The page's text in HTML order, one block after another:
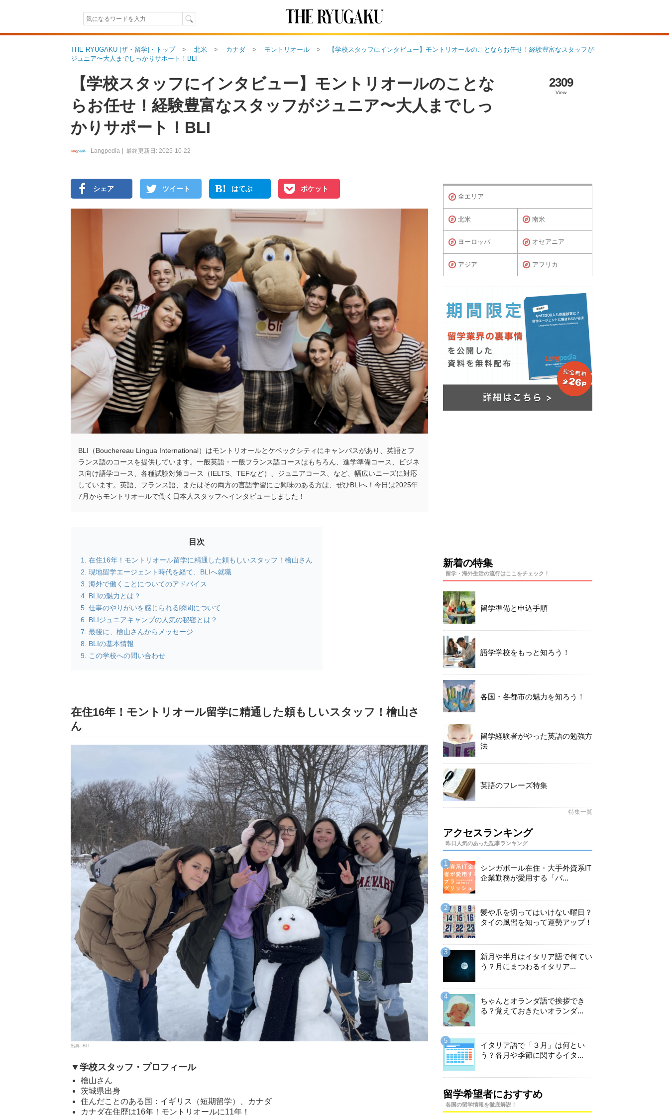
THE RYUGAKU [ザ・留学]・トップ 北米 カナダ モントリオール
【学校スタッフにインタビュー】モントリオールのことならお任せ！経験豊富なスタッフが
ジュニア〜大人までしっかりサポート！BLI
【学校スタッフにインタビュー】モントリオールのことな
らお任せ！経験豊富なスタッフがジュニア〜大人までしっ
かりサポート！BLI
Langpedia 2025-10-22
2309
View
シェア ツイート B! はてぶ ポケット
BLI（Bouchereau Lingua International）はモントリオールとケベックシティにキャンパスがあり、英語とフ
ランス語のコースを提供しています。一般英語・一般フランス語コースはもちろん、進学準備コース、ビジネ
ス向け語学コース、各種試験対策コース（IELTS、TEFなど）、ジュニアコース、など、幅広いニーズに対応
しています。英語、フランス語、またはその両方の言語学習にご興味のある方は、ぜひBLIへ！今日は2025年
7月からモントリオールで働く日本人スタッフへインタビューしました！
目次
在住16年！モントリオール留学に精通した頼もしいスタッフ！檜山さん
現地留学エージェント時代を経て、BLIへ就職
海外で働くことについてのアドバイス
BLIの魅力とは？
仕事のやりがいを感じられる瞬間について
BLIジュニアキャンプの人気の秘密とは？
最後に、檜山さんからメッセージ
BLIの基本情報
この学校への問い合わせ
在住16年！モントリオール留学に精通した頼もしいスタッフ！檜山さ
ん
BLI
▼学校スタッフ・プロフィール
檜山さん
茨城県出身
住んだことのある国：イギリス（短期留学）、カナダ
カナダ在住歴は16年！モントリオールに11年！
全エリア
北米 南米
ヨーロッパ オセアニア
アジア アフリカ
新着の特集
留学・海外生活の流行はここをチェック！
留学準備と申込手順
語学学校をもっと知ろう！
各国・各都市の魅力を知ろう！
留学経験者がやった英語の勉強方
法
英語のフレーズ特集
特集一覧
アクセスランキング
昨日人気のあった記事ランキング
シンガポール在住・大手外資系IT
企業勤務が愛用する「パ...
髪や爪を切ってはいけない曜日？
タイの風習を知って運勢アップ！
新月や半月はイタリア語で何てい
う？月にまつわるイタリア...
ちゃんとオランダ語で挨拶でき
る？覚えておきたいオランダ...
イタリア語で「３月」は何とい
う？各月や季節に関するイタ...
留学希望者におすすめ
各国の留学情報を徹底解説！